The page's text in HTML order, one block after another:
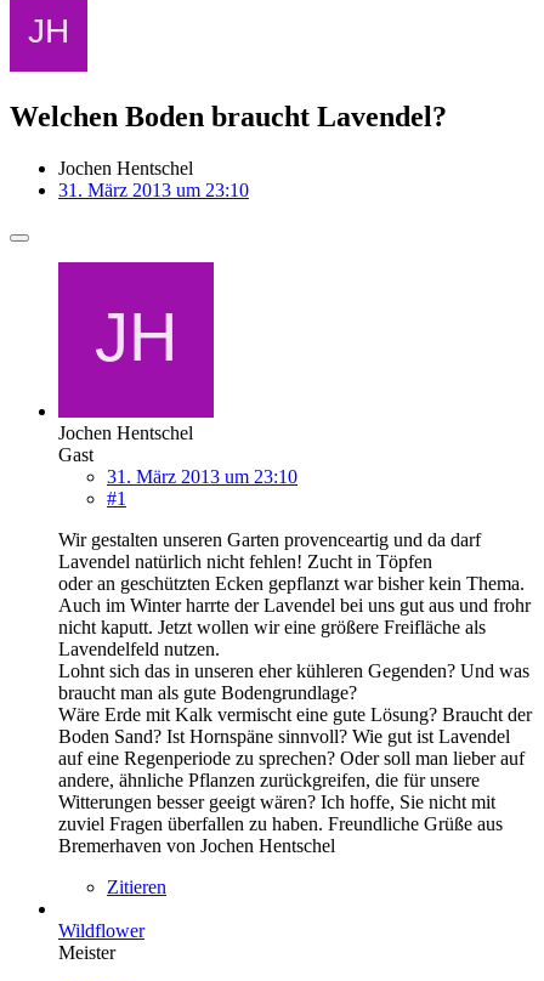
Welchen Boden braucht Lavendel?
Jochen Hentschel
31. März 2013 um 23:10
Jochen Hentschel
Gast
31. März 2013 um 23:10
#1
Wir gestalten unseren Garten provenceartig und da darf
Lavendel natürlich nicht fehlen! Zucht in Töpfen
oder an geschützten Ecken gepflanzt war bisher kein Thema.
Auch im Winter harrte der Lavendel bei uns gut aus und frohr
nicht kaputt. Jetzt wollen wir eine größere Freifläche als
Lavendelfeld nutzen.
Lohnt sich das in unseren eher kühleren Gegenden? Und was
braucht man als gute Bodengrundlage?
Wäre Erde mit Kalk vermischt eine gute Lösung? Braucht der
Boden Sand? Ist Hornspäne sinnvoll? Wie gut ist Lavendel
auf eine Regenperiode zu sprechen? Oder soll man lieber auf
andere, ähnliche Pflanzen zurückgreifen, die für unsere
Witterungen besser geeigt wären? Ich hoffe, Sie nicht mit
zuviel Fragen überfallen zu haben. Freundliche Grüße aus
Bremerhaven von Jochen Hentschel
Zitieren
Wildflower
Meister